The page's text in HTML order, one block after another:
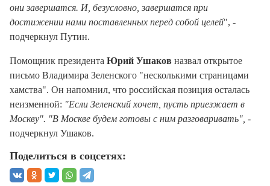
они завершатся. И, безусловно, завершатся при
достижении нами поставленных перед собой целей", -
подчеркнул Путин.
Помощник президента Юрий Ушаков назвал открытое
письмо Владимира Зеленского "несколькими страницами
хамства". Он напомнил, что российская позиция осталась
неизменной: "Если Зеленский хочет, пусть приезжает в
Москву". "В Москве будем готовы с ним разговаривать", -
подчеркнул Ушаков.
Поделиться в соцсетях: